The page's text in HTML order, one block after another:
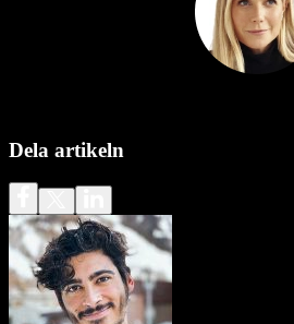
Dela artikeln